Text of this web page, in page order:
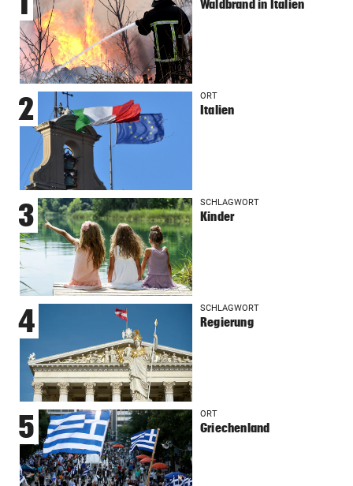
Waldbrand in Italien
2 ORT
Italien
3 SCHLAGWORT
Kinder
4 SCHLAGWORT
Regierung
5 ORT
Griechenland